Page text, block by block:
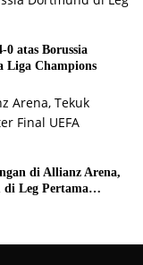
0 atas Borussia
Liga Champions
di Allianz Arena,
di Leg Pertama